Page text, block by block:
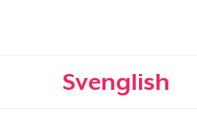
Svenglish